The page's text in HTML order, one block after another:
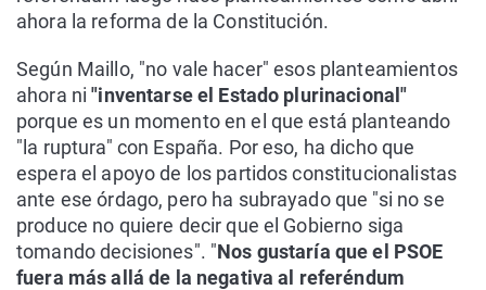
ahora la reforma de la Constitución.
Según Maillo, "no vale hacer" esos planteamientos
ahora ni "inventarse el Estado plurinacional"
porque es un momento en el que está planteando
"la ruptura" con España. Por eso, ha dicho que
espera el apoyo de los partidos constitucionalistas
ante ese órdago, pero ha subrayado que "si no se
produce no quiere decir que el Gobierno siga
tomando decisiones". "Nos gustaría que el PSOE
fuera más allá de la negativa al referéndum